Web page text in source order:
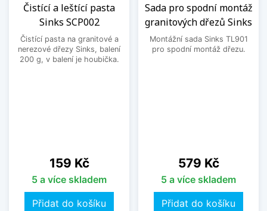
Čistící a leštící pasta
Sinks SCP002
Čistící pasta na granitové a
nerezové dřezy Sinks, balení
200 g, v balení je houbička.
Cena
159 Kč
5 a více skladem
Přidat do košíku
Sada pro spodní montáž
granitových dřezů Sinks
Montážní sada Sinks TL901
pro spodní montáž dřezu.
Cena
579 Kč
5 a více skladem
Přidat do košíku